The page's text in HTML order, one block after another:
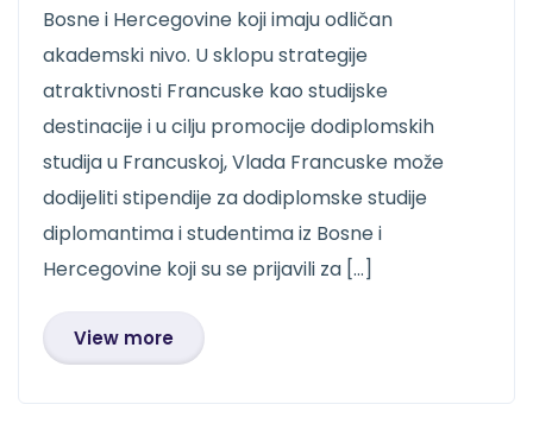
Bosne i Hercegovine koji imaju odličan
akademski nivo. U sklopu strategije
atraktivnosti Francuske kao studijske
destinacije i u cilju promocije dodiplomskih
studija u Francuskoj, Vlada Francuske može
dodijeliti stipendije za dodiplomske studije
diplomantima i studentima iz Bosne i
Hercegovine koji su se prijavili za […]
View more